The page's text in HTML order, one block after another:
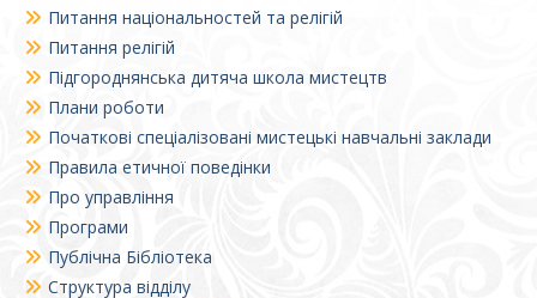
Питання національностей та релігій
Питання релігій
Підгороднянська дитяча школа мистецтв
Плани роботи
Початкові спеціалізовані мистецькі навчальні заклади
Правила етичної поведінки
Про управління
Програми
Публічна Бібліотека
Структура відділу